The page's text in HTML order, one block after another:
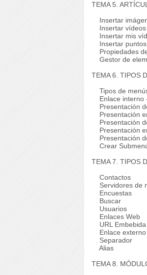
TEMA 5.
Insertar
Insertar vídeos
Insertar mis
Insertar puntos
Propiedades
Gestor de
TEMA 6. TIPOS
Tipos de
Enlace interno
Presentación
Presentación
Presentación
Presentación
Presentación
Crear
TEMA 7. TIPOS
Contactos
Servidores de
Encuestas
Buscar
Usuarios
Enlaces Web
URL Embebida
Enlace externo
Separador
Alias
TEMA 8.